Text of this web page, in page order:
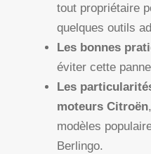
tout propriétaire
quelques outils
Les bonnes
éviter cette
Les
moteurs Citroën
modèles
Berlingo.